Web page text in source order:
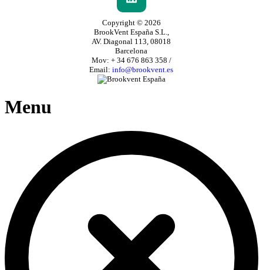
Copyright © 2026
BrookVent España S.L.,
AV. Diagonal 113, 08018
Barcelona
Mov: + 34 676 863 358 /
Email:info@brookvent.es
Menu